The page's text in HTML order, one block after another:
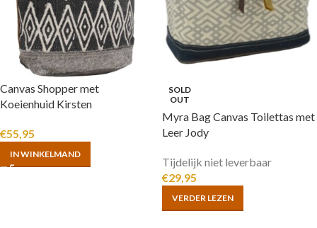
Canvas Shopper met
Koeienhuid Kirsten
€55,95
IN WINKELMAND
SOLD
OUT
Myra Bag Canvas Toilettas met
Leer Jody
Tijdelijk niet leverbaar
€29,95
VERDER LEZEN